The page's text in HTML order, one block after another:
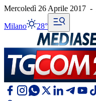
Mercoledì 26 Aprile 2017 -
Milano 28°